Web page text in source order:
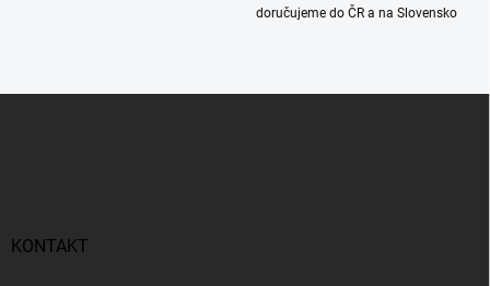
doručujeme do ČR a na Slovensko
KONTAKT